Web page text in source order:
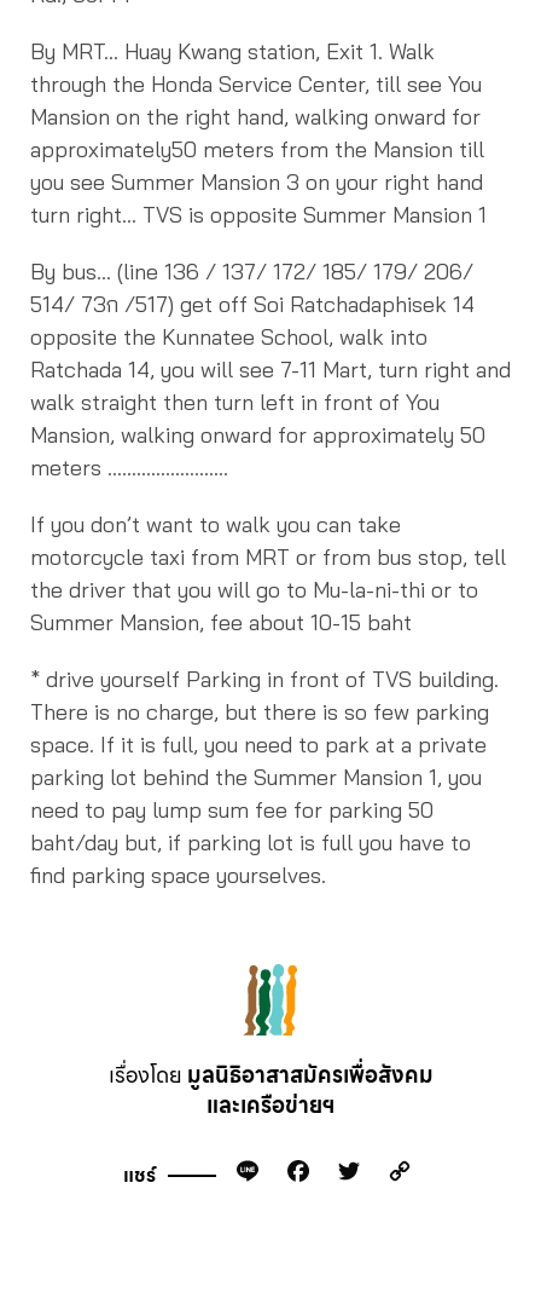
By MRT… Huay Kwang station, Exit 1. Walk
through the Honda Service Center, till see You
Mansion on the right hand, walking onward for
approximately50 meters from the Mansion till
you see Summer Mansion 3 on your right hand
turn right… TVS is opposite Summer Mansion 1
By bus… (line 136 / 137/ 172/ 185/ 179/ 206/
514/ 73ก /517) get off Soi Ratchadaphisek 14
opposite the Kunnatee School, walk into
Ratchada 14, you will see 7-11 Mart, turn right and
walk straight then turn left in front of You
Mansion, walking onward for approximately 50
meters …………………….
If you don’t want to walk you can take
motorcycle taxi from MRT or from bus stop, tell
the driver that you will go to Mu-la-ni-thi or to
Summer Mansion, fee about 10-15 baht
* drive yourself Parking in front of TVS building.
There is no charge, but there is so few parking
space. If it is full, you need to park at a private
parking lot behind the Summer Mansion 1, you
need to pay lump sum fee for parking 50
baht/day but, if parking lot is full you have to
find parking space yourselves.
เรื่องโดย มูลนิธิอาสาสมัครเพื่อสังคม
และเครือข่ายฯ
แชร์ Line Facebook
Twitter